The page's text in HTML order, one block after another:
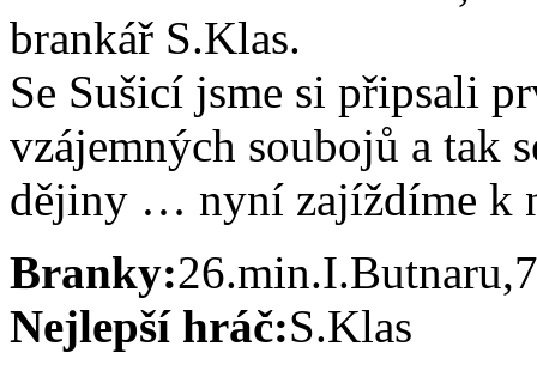
brankář S.Klas.
Se Sušicí jsme si připsali
vzájemných soubojů a tak
dějiny … nyní zajíždíme k
Branky:
Nejlepší hráč:S.Klas